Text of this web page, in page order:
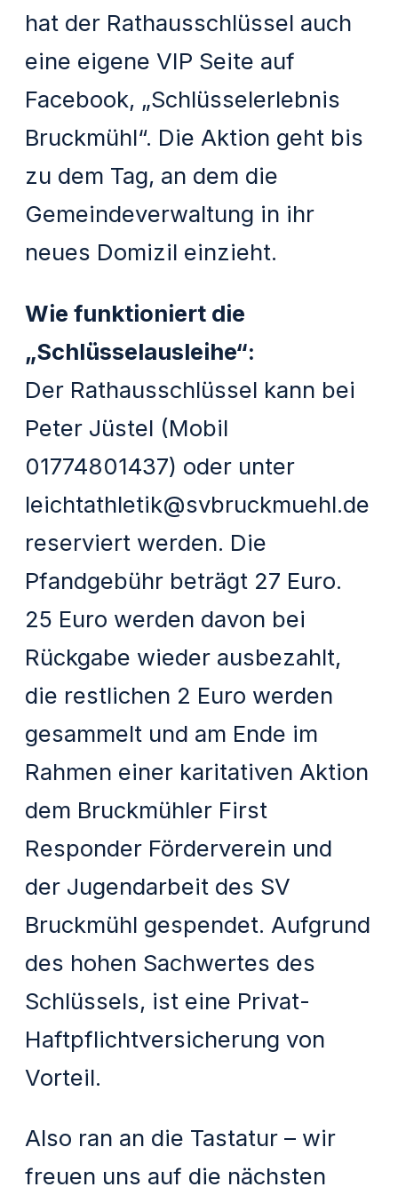
hat der Rathausschlüssel auch
eine eigene VIP Seite auf
Facebook, „Schlüsselerlebnis
Bruckmühl“. Die Aktion geht bis
zu dem Tag, an dem die
Gemeindeverwaltung in ihr
neues Domizil einzieht.
Wie funktioniert die
„Schlüsselausleihe“:
Der Rathausschlüssel kann bei
Peter Jüstel (Mobil
01774801437) oder unter
leichtathletik@svbruckmuehl.de
reserviert werden. Die
Pfandgebühr beträgt 27 Euro.
25 Euro werden davon bei
Rückgabe wieder ausbezahlt,
die restlichen 2 Euro werden
gesammelt und am Ende im
Rahmen einer karitativen Aktion
dem Bruckmühler First
Responder Förderverein und
der Jugendarbeit des SV
Bruckmühl gespendet. Aufgrund
des hohen Sachwertes des
Schlüssels, ist eine Privat-
Haftpflichtversicherung von
Vorteil.
Also ran an die Tastatur – wir
freuen uns auf die nächsten